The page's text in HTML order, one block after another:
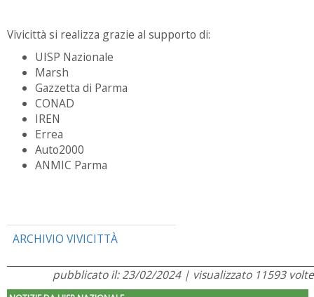
Vivicittà si realizza grazie al supporto di:
UISP Nazionale
Marsh
Gazzetta di Parma
CONAD
IREN
Errea
Auto2000
ANMIC Parma
ARCHIVIO VIVICITTÀ
pubblicato il: 23/02/2024 | visualizzato 11593 volte